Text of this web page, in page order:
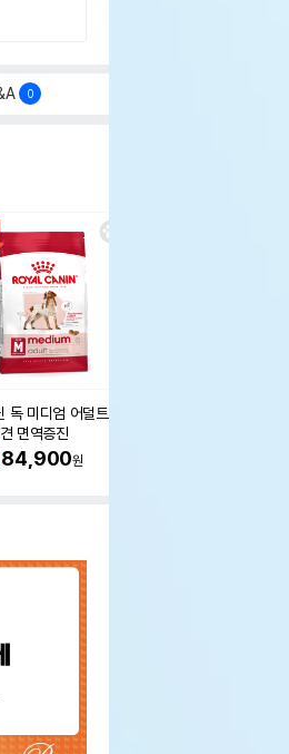
0
독 미디엄 어덜트 10
면역증진
84,900원